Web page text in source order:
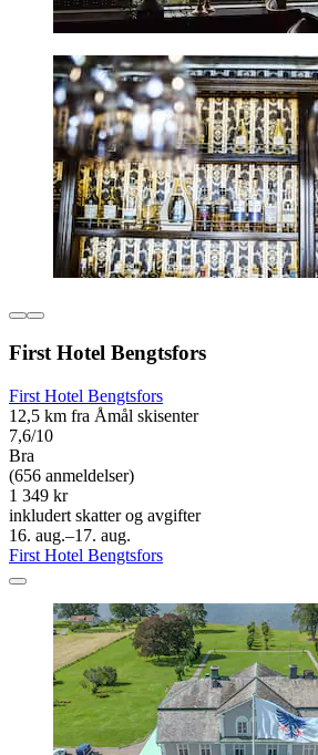
First Hotel Bengtsfors
First Hotel Bengtsfors
12,5 km fra Åmål skisenter
7,6/10
Bra
(656 anmeldelser)
1 349 kr
inkludert skatter og avgifter
16. aug.–17. aug.
First Hotel Bengtsfors